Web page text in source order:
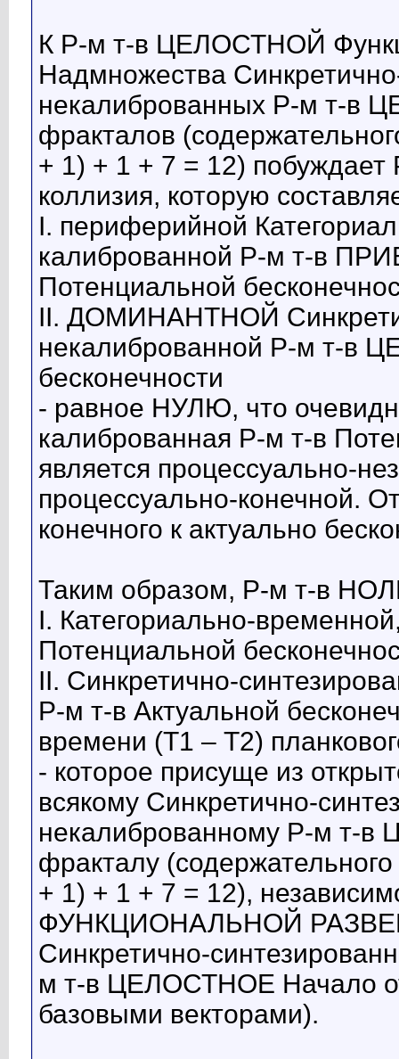
К Р-м т-в ЦЕЛОСТНОЙ
Надмножества
некалиброванных Р-м т-в
фракталов
+ 1) + 1 + 7 = 12)
коллизия, которую
I. периферийной
калиброванной Р-м т-в
Потенциальной
II. ДОМИНАНТНОЙ
некалиброванной Р-м т-в
бесконечности
- равное НУЛЮ, что
калиброванная Р-м т-в
является процессуально-
процессуально-конечной.
конечного к актуально
Таким образом, Р-м т-в
I. Категориально-
Потенциальной
II. Синкретично-
Р-м т-в Актуальной
времени (Т1 – Т2)
- которое присуще из
всякому Синкретично-
некалиброванному Р-м т-
фракталу
+ 1) + 1 + 7 = 12),
ФУНКЦИОНАЛЬНОЙ
Синкретично-
м т-в ЦЕЛОСТНОЕ Начало
базовыми векторами).